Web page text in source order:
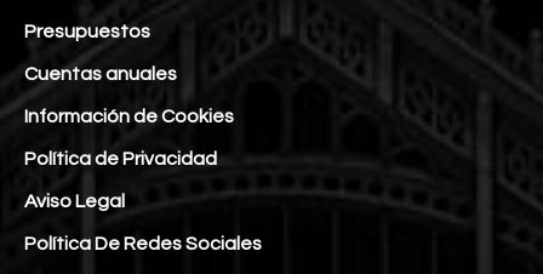
Presupuestos
Cuentas anuales
Información de Cookies
Política de Privacidad
Aviso Legal
Política De Redes Sociales